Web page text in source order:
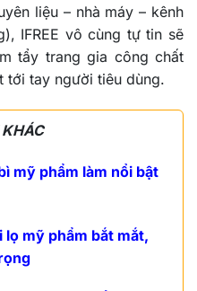
liệu – nhà máy – kênh
IFREE vô cùng tự tin sẽ
tẩy trang gia công chất
tới tay người tiêu dùng.
mỹ phẩm làm nổi bật
lọ mỹ phẩm bắt mắt,